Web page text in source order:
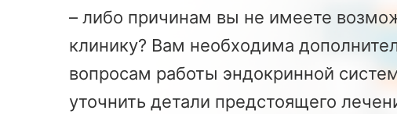
– либо причинам вы не имеете
клинику? Вам необходима
вопросам работы эндокринной
уточнить детали предстоящего